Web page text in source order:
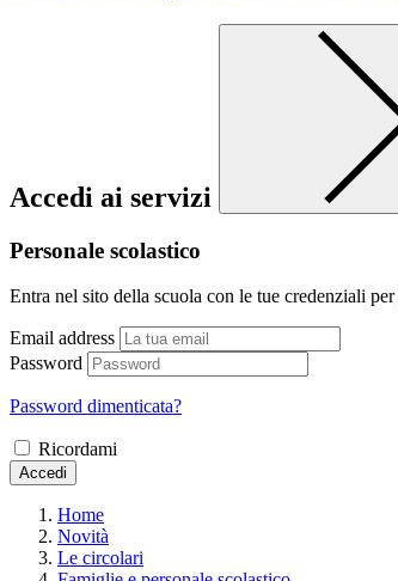
Accedi ai servizi
Personale scolastico
Entra nel sito della scuola con le tue credenziali
Email address
Password
Password dimenticata?
Ricordami
Accedi
Home
Novità
Le circolari